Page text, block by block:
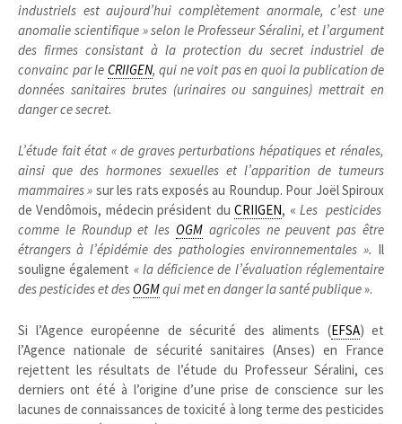
industriels est aujourd’hui complètement anormale, c’est une
anomalie scientifique »selon le Professeur Séralini, et l’argument
des firmes consistant à la protection du secret industriel de
convainc par le CRIIGEN, qui ne voit pas en quoi la publication de
données sanitaires brutes (urinaires ou sanguines) mettrait en
danger ce secret.
L’étude fait état « de graves perturbations hépatiques et rénales,
ainsi que des hormones sexuelles et l’apparition de tumeurs
mammaires » sur les rats exposés au Roundup. Pour Joël Spiroux
de Vendômois, médecin président duCRIIGEN, «Les pesticides
comme le Roundup et les OGM agricoles ne peuvent pas être
étrangers à l’épidémie des pathologies environnementales ». Il
souligne également « la déficience de l’évaluation réglementaire
des pesticides et des OGMqui met en danger la santé publique».
Si l’Agence européenne de sécurité des aliments (EFSA) et
l’Agence nationale de sécurité sanitaires (Anses) en France
rejettent les résultats de l’étude du Professeur Séralini, ces
derniers ont été à l’origine d’une prise de conscience sur les
lacunes de connaissances de toxicité à long terme des pesticides